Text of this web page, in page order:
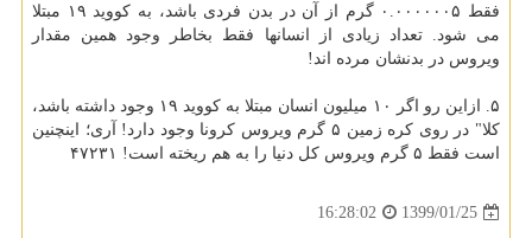
فقط ۰.۰۰۰۰۰۰۵ گرم از آن در بدن فردی باشد، به كووید ۱۹ مبتلا
می شود. تعداد زیادی از انسانها فقط بخاطر وجود همین مقدار
ویروس در بدنشان مرده اند!
۵. ازاین رو اگر ۱۰ میلیون انسان مبتلا به كووید ۱۹ وجود داشته باشد،
كلا" در روی كره زمین ۵ گرم ویروس كرونا وجود دارد! آری؛ اینچنین
است فقط ۵ گرم ویروس كل دنیا را به هم ریخته است! ۴۷۲۳۱
1399/01/25
16:28:02